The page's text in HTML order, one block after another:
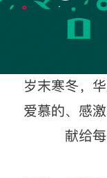
岁末寒冬，
爱慕的、感
献给